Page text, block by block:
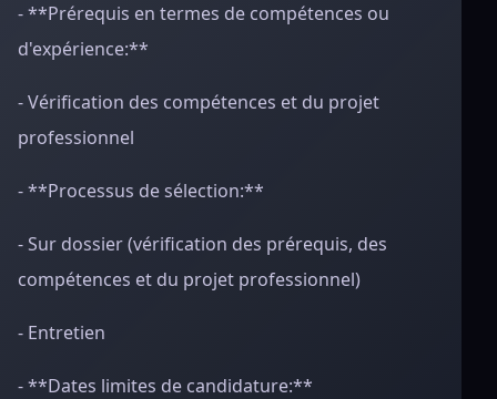
- **Prérequis en termes de compétences ou
d'expérience:**
- Vérification des compétences et du projet
professionnel
- **Processus de sélection:**
- Sur dossier (vérification des prérequis, des
compétences et du projet professionnel)
- Entretien
- **Dates limites de candidature:**